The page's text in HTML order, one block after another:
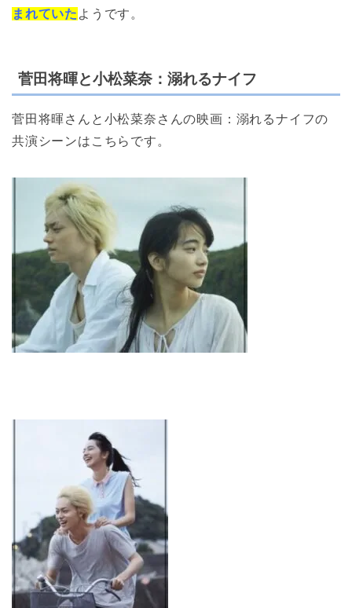
まれていた ようです。
菅田将暉と小松菜奈：溺れるナイフ
菅田将暉さんと小松菜奈さんの映画：溺れるナイフの
共演シーンはこちらです。